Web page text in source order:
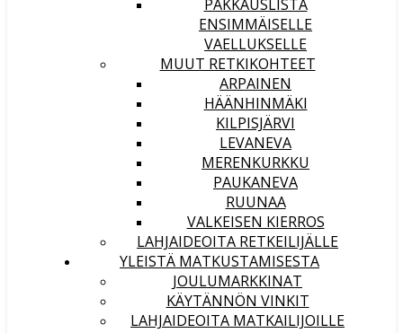
PAKKAUSLISTA
ENSIMMÄISELLE
VAELLUKSELLE
MUUT RETKIKOHTEET
ARPAINEN
HÄÄNHINMÄKI
KILPISJÄRVI
LEVANEVA
MERENKURKKU
PAUKANEVA
RUUNAA
VALKEISEN KIERROS
LAHJAIDEOITA RETKEILIJÄLLE
YLEISTÄ MATKUSTAMISESTA
JOULUMARKKINAT
KÄYTÄNNÖN VINKIT
LAHJAIDEOITA MATKAILIJOILLE